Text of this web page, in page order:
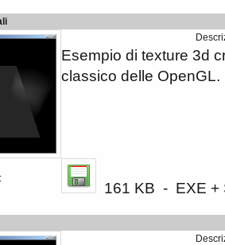
Esempio di texture 3d
classico delle OpenGL.
161 KB - EXE +